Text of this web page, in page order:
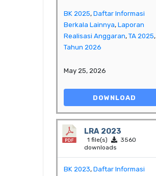
BK 2025, Daftar Informasi
Berkala Lainnya, Laporan
Realisasi Anggaran, TA 2025,
Tahun 2026
May 25, 2026
DOWNLOAD
LRA 2023
1 file(s)
3560
downloads
BK 2023, Daftar Informasi